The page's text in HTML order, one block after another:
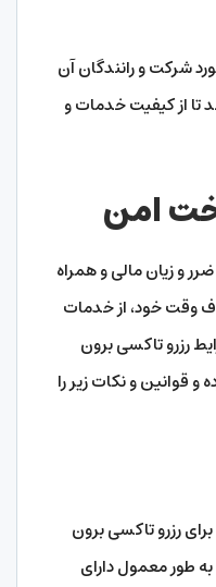
شرکت و رانندگان آن
تا از کیفیت خدمات و
امن
و زیان مالی و همراه
وقت خود، از خدمات
رزرو تاکسی برون
و قوانین و نکات زیر را
رزرو تاکسی برون
طور معمول دارای